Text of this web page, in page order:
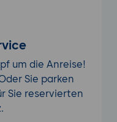
und
von
über
in
um die Anreise!
Sie parken
Sie reservierten